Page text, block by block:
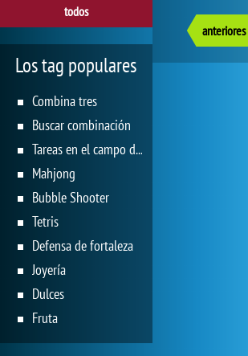
todos
Los tag populares
Combina tres
Buscar combinación
Tareas en el campo de juego
Mahjong
Bubble Shooter
Tetris
Defensa de fortaleza
Joyería
Dulces
Fruta